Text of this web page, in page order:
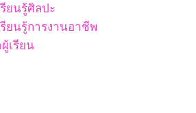
ยนรู้ศิลปะ
ยนรู้การงานอาชีพ
เรียน